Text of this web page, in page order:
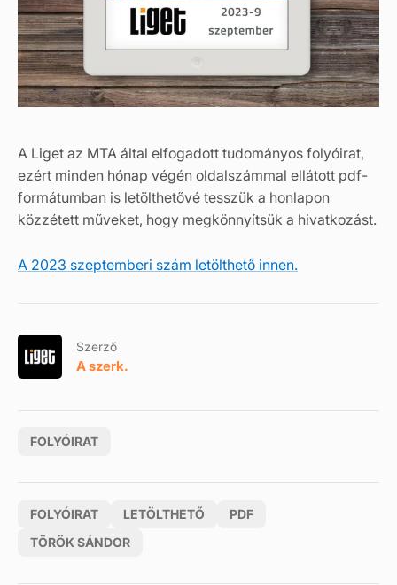
A Liget az MTA által elfogadott tudományos folyóirat,
ezért minden hónap végén oldalszámmal ellátott pdf-
formátumban is letölthetővé tesszük a honlapon
közzétett műveket, hogy megkönnyítsük a hivatkozást.
A 2023 szeptemberi szám letölthető innen.
Szerző
A szerk.
FOLYÓIRAT
FOLYÓIRAT LETÖLTHETŐ
PDF
TÖRÖK SÁNDOR